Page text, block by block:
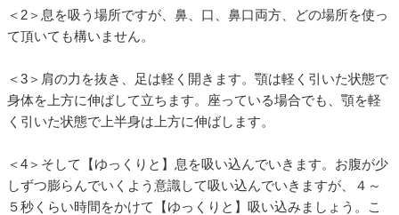
＜2＞息を吸う場所ですが、鼻、口、鼻口両方、どの場所を使っ
て頂いても構いません。
＜3＞肩の力を抜き、足は軽く開きます。顎は軽く引いた状態で
身体を上方に伸ばして立ちます。座っている場合でも、顎を軽
く引いた状態で上半身は上方に伸ばします。
＜4＞そして【ゆっくりと】息を吸い込んでいきます。お腹が少
しずつ膨らんでいくよう意識して吸い込んでいきますが、４～
５秒くらい時間をかけて【ゆっくりと】吸い込みましょう。こ